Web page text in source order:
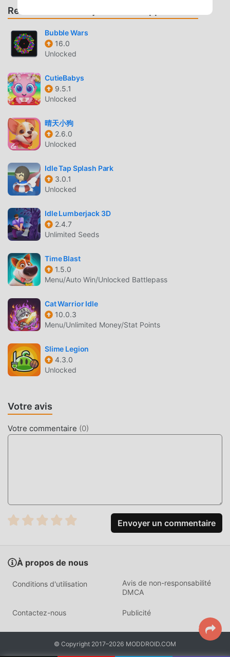
violence (including fighting, attacking, and other non-gory
or mildly gruesome scenes). It is classified as Level 12
under the Game Software Rating Management
Regulations.※ This game is free to play, but in-game
purchases such as virtual game coins and items are
personal interests and abilities.※ Please pay attention to
your gaming time and avoid obsession. Long gaming
sessions can easily disrupt your daily routine. It is
recommended to get adequate rest and exercise.
主公快逃 INTRODUCTION
主公快逃 En tant que jeu casual très populaire récemment,
il a gagné beaucoup de fans dans le monde entier qui
aiment les jeux casual. Si vous souhaitez télécharger ce
jeu, en tant que plus grand site de téléchargement de jeux
gratuits mod apk au monde - moddroid est votre meilleur
choix. moddroid vous fournit non seulement la dernière
version de 主公快逃 1.0.87 gratuitement, mais fournit
enregistrer la tâche mécanique répétitive dans le jeu, afin
que vous puissiez vous concentrer profiter de la joie
apportée par le jeu lui-même. moddroid promet que tout
mod 主公快逃 ne facturera aucun frais aux joueurs, et il est
100% sûr, disponible et gratuit à installer. Téléchargez
simplement le client moddroid, vous pouvez télécharger et
installer 主公快逃 1.0.87 en un seul clic. Qu'attendez-vous,
téléchargez moddroid et jouez !
JEU UNIQUE
unique lui a permis de gagner un grand nombre de fans à
travers le monde. Contrairement aux jeux casual
traditionnels, dans 主公快逃 , vous n'avez qu'à suivre le
didacticiel novice, vous pouvez donc facilement démarrer
jeux casual du monde entier, qu'attendez-vous, rejoignez
moddroid et profitez du casual jeu avec tous les
partenaires mondiaux heureux
BEL ÉCRAN
Comme les jeux casual traditionnels, 主公快逃 a un style
artistique unique, et ses graphismes, cartes et
nombreux fans de casual, et comparé aux jeux casual
traditionnels, 主公快逃 1.0.87 a adopté un moteur virtuel
mis à jour et effectué des améliorations audacieuses. Avec
une technologie plus avancée, l'expérience d'écran du jeu
Recommander des jeux et des applications
Bubble Wars
16.0
Unlocked
CutieBabys
9.5.1
Unlocked
晴天小狗
2.6.0
Unlocked
Idle Tap Splash Park
3.0.1
Unlocked
Idle Lumberjack 3D
2.4.7
Unlimited Seeds
Time Blast
1.5.0
Menu/Auto Win/Unlocked Battlepass
Cat Warrior Idle
10.0.3
Menu/Unlimited Money/Stat Points
Slime Legion
4.3.0
Unlocked
Votre avis
Votre commentaire (0)
Envoyer un commentaire
À propos de nous
Conditions d'utilisation
Avis de non-responsabilité
DMCA
Contactez-nous Publicité
© Copyright 2017–2026 MODDROID.COM